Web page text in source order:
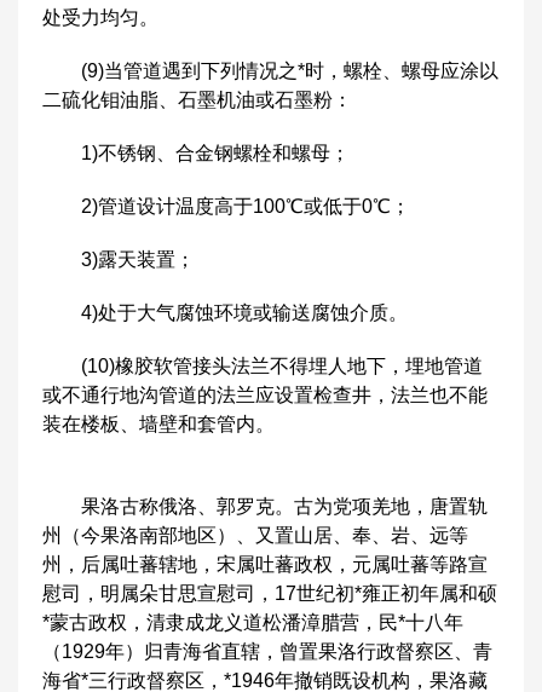
处受力均匀。
(9)当管道遇到下列情况之*时，螺栓、螺母应涂以
二硫化钼油脂、石墨机油或石墨粉：
1)不锈钢、合金钢螺栓和螺母；
2)管道设计温度高于100℃或低于0℃；
3)露天装置；
4)处于大气腐蚀环境或输送腐蚀介质。
(10)橡胶软管接头法兰不得埋人地下，埋地管道
或不通行地沟管道的法兰应设置检查井，法兰也不能
装在楼板、墙壁和套管内。
果洛古称俄洛、郭罗克。古为党项羌地，唐置轨
州（今果洛南部地区）、又置山居、奉、岩、远等
州，后属吐蕃辖地，宋属吐蕃政权，元属吐蕃等路宣
慰司，明属朵甘思宣慰司，17世纪初*雍正初年属和硕
*蒙古政权，清隶成龙义道松潘漳腊营，民*十八年
（1929年）归青海省直辖，曾置果洛行政督察区、青
海省*三行政督察区，*1946年撤销既设机构，果洛藏